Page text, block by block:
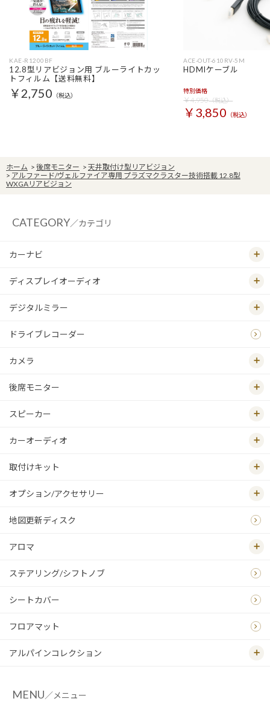
KAE-R1200BF
12.8型リアビジョン用 ブルーライトカッ
トフィルム【送料無料】
￥2,750 （税込）
ACE-OUT-610RV-5M
HDMIケーブル
特別価格
￥4,950（税込）
￥3,850 （税込）
ホーム > 後席モニター > 天井取付け型リアビジョン
> アルファード/ヴェルファイア専用 プラズマクラスター技術搭載 12.8型
WXGAリアビジョン
CATEGORY／カテゴリ
カーナビ
ディスプレイオーディオ
デジタルミラー
ドライブレコーダー
カメラ
後席モニター
スピーカー
カーオーディオ
取付けキット
オプション/アクセサリー
地図更新ディスク
アロマ
ステアリング/シフトノブ
シートカバー
フロアマット
アルパインコレクション
MENU／メニュー